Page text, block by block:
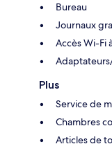
Bureau
Journaux
Accès Wi-Fi
Plus
Service de
Chambres
Articles de